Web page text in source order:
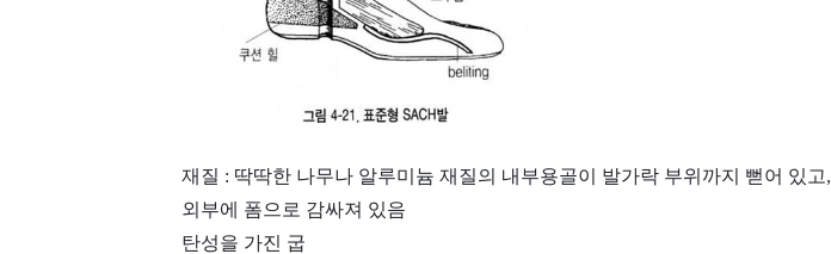
재질 : 딱딱한 나무나 알루미늄 재질의 내부용골이 발가락 부위까지 뻗어 있고,
외부에 폼으로 감싸져 있음
탄성을 가진 굽